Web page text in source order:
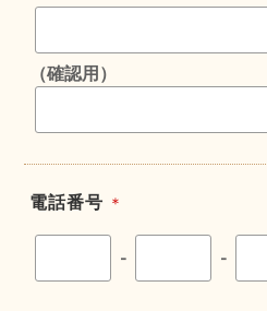
（確認用）
電話番号 ＊
- -